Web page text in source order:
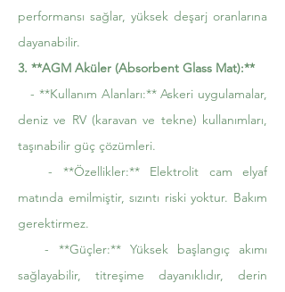
performansı sağlar, yüksek deşarj oranlarına
dayanabilir.
3. **AGM Aküler (Absorbent Glass Mat):**
- **Kullanım Alanları:** Askeri uygulamalar,
deniz ve RV (karavan ve tekne) kullanımları,
taşınabilir güç çözümleri.
- **Özellikler:** Elektrolit cam elyaf
matında emilmiştir, sızıntı riski yoktur. Bakım
gerektirmez.
- **Güçler:** Yüksek başlangıç akımı
sağlayabilir, titreşime dayanıklıdır, derin